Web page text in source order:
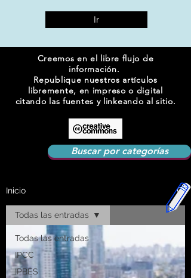
Ir
Creemos en el libre flujo de
información.
Republique nuestros artículos
libremente, en impreso o digital
citando las fuentes y linkeando al sitio.
Buscar por categorías
Inicio
Todas las entradas
IPCC
IPBES
Todas las entradas